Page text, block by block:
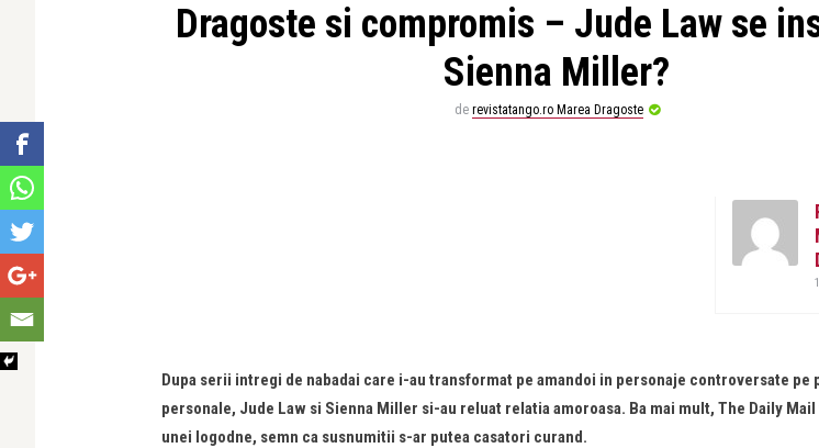
Dragoste si compromis – Jude Law se
Sienna Miller?
de revistatango.ro Marea Dragoste
Dupa serii intregi de nabadai care i-au transformat pe amandoi in personaje controversate pe
personale, Jude Law si Sienna Miller si-au reluat relatia amoroasa. Ba mai mult, The Daily
unei logodne, semn ca susnumitii s-ar putea casatori curand.